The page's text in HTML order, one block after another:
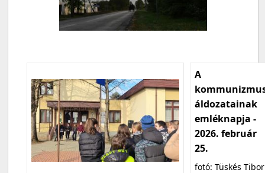
A
áldozatainak
emléknapja -
2026. február
25.
fotó: Tüskés Tibor